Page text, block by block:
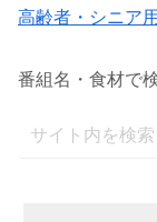
高齢者・シニア
番組名・食材で